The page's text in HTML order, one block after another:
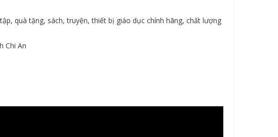
quà tặng, sách, truyện, thiết bị giáo dục chính hãng, chất lượng
Chi An